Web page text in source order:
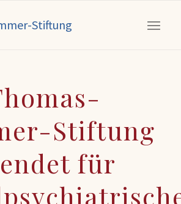
Stiftung
für